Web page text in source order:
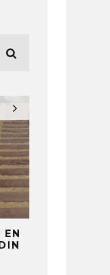
EN